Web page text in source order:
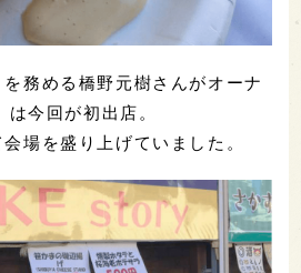
務める橋野元樹さんがオーナ
今回が初出店。
場を盛り上げていました。